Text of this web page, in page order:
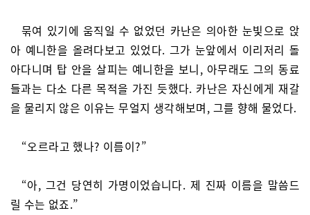
묶여 있기에 움직일 수 없었던 카난은 의아한 눈빛으로 앉
아 예니한을 올려다보고 있었다. 그가 눈앞에서 이리저리 돌
아다니며 탑 안을 살피는 예니한을 보니, 아무래도 그의 동료
들과는 다소 다른 목적을 가진 듯했다. 카난은 자신에게 재갈
을 물리지 않은 이유는 무얼지 생각해보며, 그를 향해 물었다.
“오르라고 했나? 이름이?”
“아, 그건 당연히 가명이었습니다. 제 진짜 이름을 말씀드
릴 수는 없죠.”